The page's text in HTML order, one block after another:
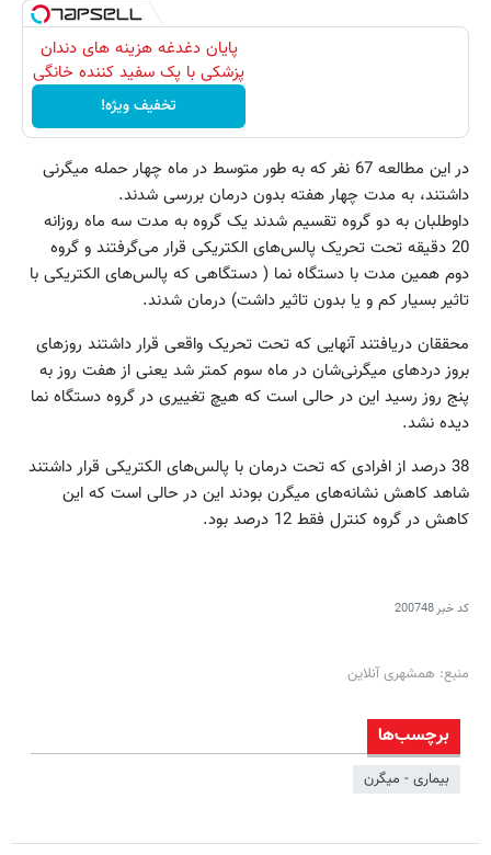
پایان دغدغه هزینه های دندان
پزشکی با پک سفید کننده خانگی
تخفیف ویژه!
در این مطالعه 67 نفر که به طور متوسط در ماه چهار حمله میگرنی
داشتند، به مدت چهار هفته بدون درمان بررسی شدند.
داوطلبان به دو گروه تقسیم شدند یک گروه به مدت سه ماه روزانه
20 دقیقه تحت تحریک پالس‌های الکتریکی قرار می‌گرفتند و گروه
دوم همین مدت با دستگاه نما ( دستگاهی که پالس‌های الکتریکی با
تاثیر بسیار کم و یا بدون تاثیر داشت) درمان شدند.
محققان دریافتند آنهایی که تحت تحریک واقعی قرار داشتند روزهای
بروز دردهای میگرنی‌شان در ماه سوم کمتر شد یعنی از هفت روز به
پنج روز رسید این در حالی است که هیچ تغییری در گروه دستگاه نما
دیده نشد.
38 درصد از افرادی که تحت درمان با پالس‌های الکتریکی قرار داشتند
شاهد کاهش نشانه‌های میگرن بودند این در حالی است که این
کاهش در گروه کنترل فقط 12 درصد بود.
کد خبر200748
منبع: همشهری آنلاین
برچسب‌ها
بیماری - میگرن